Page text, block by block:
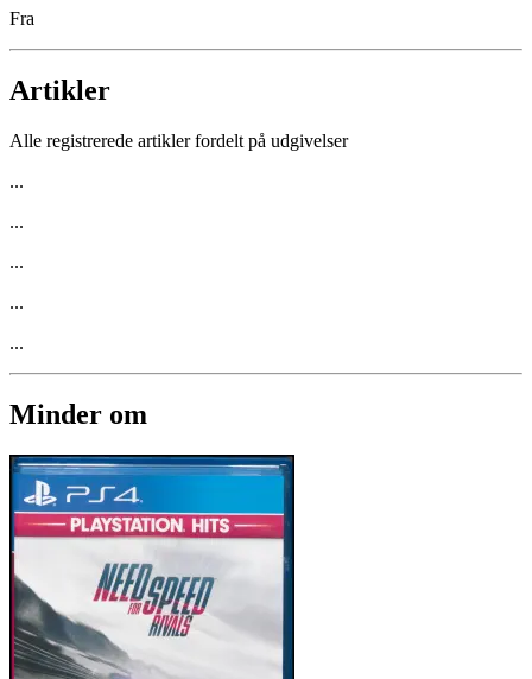
Fra
Artikler
Alle registrerede artikler fordelt på udgivelser
...
...
...
...
...
Minder om